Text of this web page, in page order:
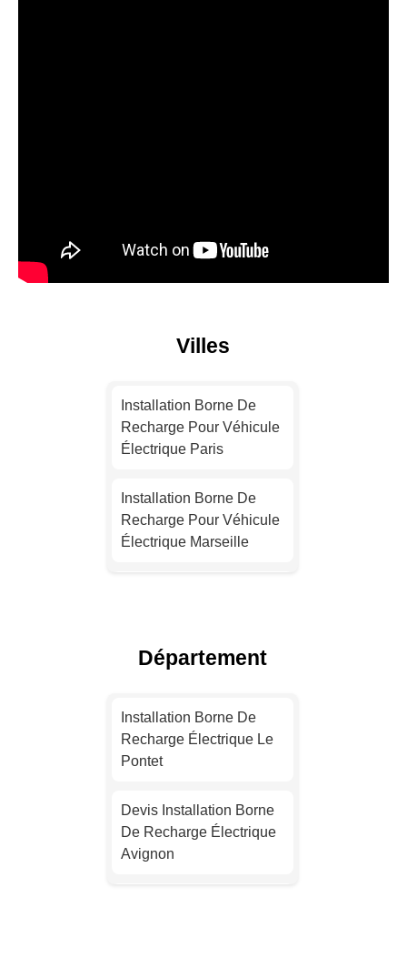
Villes
Installation Borne De
Recharge Pour Véhicule
Électrique Paris
Installation Borne De
Recharge Pour Véhicule
Électrique Marseille
Électrique Toulouse
Nice
Département
Installation Borne De
Recharge Électrique Le
Pontet
Devis Installation Borne
De Recharge Électrique
Avignon